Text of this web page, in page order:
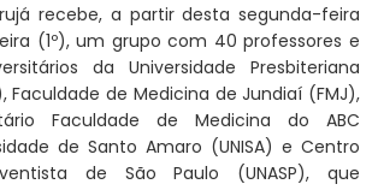
recebe, a partir desta segunda-feira
(1º), um grupo com 40 professores e
da Universidade Presbiteriana
Faculdade de Medicina de Jundiaí (FMJ),
Faculdade de Medicina do ABC
de Santo Amaro (UNISA) e Centro
de São Paulo (UNASP), que